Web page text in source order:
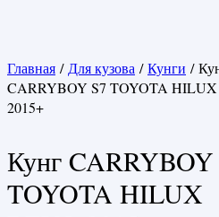
Главная / Для кузова /Кунги /
CARRYBOY S7 TOYOTA
2015+
Кунг CARRYBOY
TOYOTA HILUX